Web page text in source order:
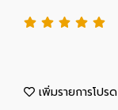
เพิ่มรายการโปรด